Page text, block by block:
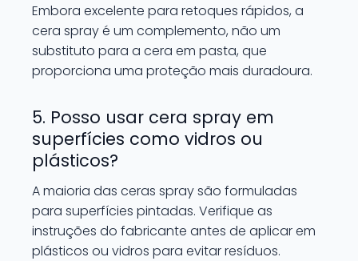
Embora excelente para retoques rápidos, a
cera spray é um complemento, não um
substituto para a cera em pasta, que
proporciona uma proteção mais duradoura.
5. Posso usar cera spray em
superfícies como vidros ou
plásticos?
A maioria das ceras spray são formuladas
para superfícies pintadas. Verifique as
instruções do fabricante antes de aplicar em
plásticos ou vidros para evitar resíduos.